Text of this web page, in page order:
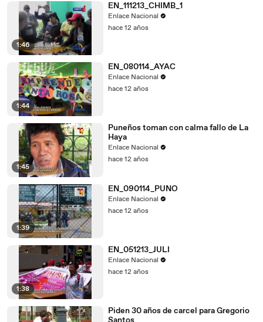
1:46
EN_111213_CHIMB_1
Enlace Nacional
hace 12 años
1:44
EN_080114_AYAC
Enlace Nacional
hace 12 años
1:45
Puneños toman con calma fallo de La
Haya
Enlace Nacional
hace 12 años
1:39
EN_090114_PUNO
Enlace Nacional
hace 12 años
1:38
EN_051213_JULI
Enlace Nacional
hace 12 años
Piden 30 años de carcel para Gregorio